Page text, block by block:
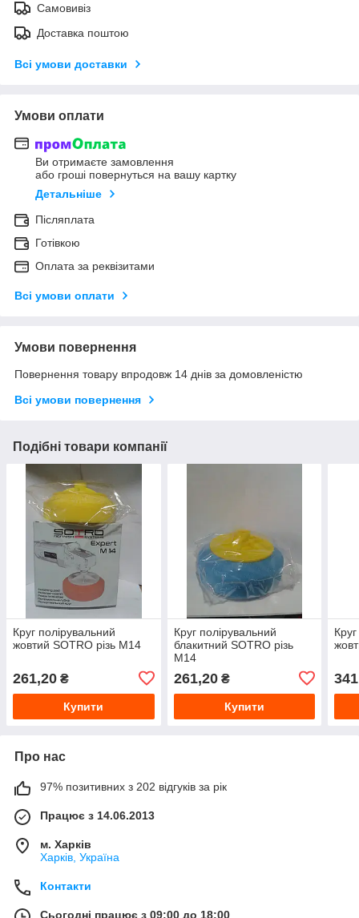
Самовивіз
Доставка поштою
Всі умови доставки
Умови оплати
Ви отримаєте замовлення
або гроші повернуться на вашу картку
Детальніше
Післяплата
Готівкою
Оплата за реквізитами
Всі умови оплати
Умови повернення
Повернення товару впродовж 14 днів за домовленістю
Всі умови повернення
Подібні товари компанії
Круг полірувальний
жовтий SOTRO різь M14
261,20 ₴
Купити
Круг полірувальний
блакитний SOTRO різь
M14
261,20₴
Купити
Про нас
97% позитивних з 202 відгуків за рік
Працює з 14.06.2013
м. Харків
Харків, Україна
Контакти
Сьогодні працює з 09:00 до 18:00